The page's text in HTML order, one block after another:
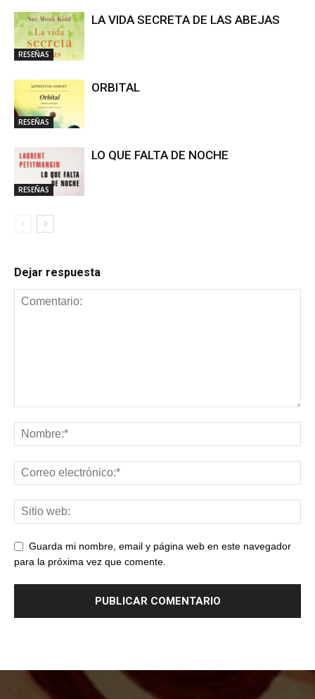
RESEÑAS
LA VIDA SECRETA DE LAS ABEJAS
RESEÑAS
ORBITAL
RESEÑAS
LO QUE FALTA DE NOCHE
Dejar respuesta
Guarda mi nombre, email y página web en este navegador
para la próxima vez que comente.